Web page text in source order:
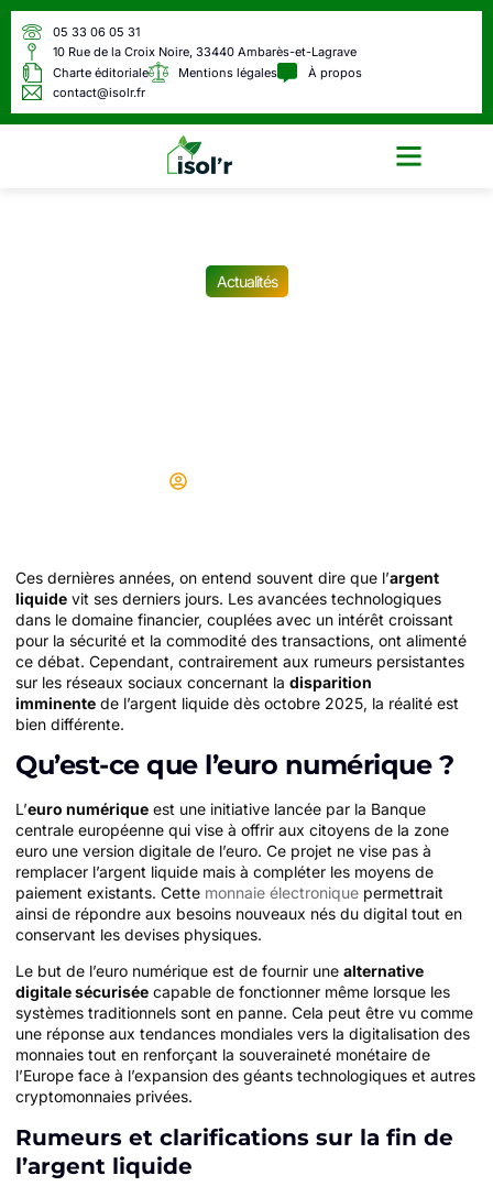
05 33 06 05 31
10 Rue de la Croix Noire, 33440 Ambarès-et-Lagrave
Charte éditoriale
Mentions légales
À propos
contact@isolr.fr
Actualités
Ces dernières années, on entend souvent dire que l’argent
liquide vit ses derniers jours. Les avancées technologiques
dans le domaine financier, couplées avec un intérêt croissant
pour la sécurité et la commodité des transactions, ont alimenté
ce débat. Cependant, contrairement aux rumeurs persistantes
sur les réseaux sociaux concernant la disparition
imminente de l’argent liquide dès octobre 2025, la réalité est
bien différente.
Qu’est-ce que l’euro numérique ?
L’euro numérique est une initiative lancée par la Banque
centrale européenne qui vise à offrir aux citoyens de la zone
euro une version digitale de l’euro. Ce projet ne vise pas à
remplacer l’argent liquide mais à compléter les moyens de
paiement existants. Cette monnaie électronique permettrait
ainsi de répondre aux besoins nouveaux nés du digital tout en
conservant les devises physiques.
Le but de l’euro numérique est de fournir une alternative
digitale sécurisée capable de fonctionner même lorsque les
systèmes traditionnels sont en panne. Cela peut être vu comme
une réponse aux tendances mondiales vers la digitalisation des
monnaies tout en renforçant la souveraineté monétaire de
l’Europe face à l’expansion des géants technologiques et autres
cryptomonnaies privées.
Rumeurs et clarifications sur la fin de
l’argent liquide